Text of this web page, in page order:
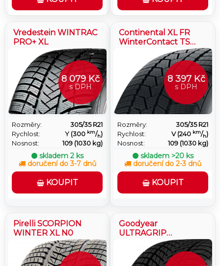
parametry, dostupnost a doporučené použití pro
Vredestein WINTRAC
PRO+ XL
8 079 Kč
s DPH
Rozměry:
305/35 R21
Rychlost:
Y (300 km/h)
Nosnost:
109 (1030 kg)
skladem 2 ks
doručení do 3-7 dnů
KOUPIT
Continental XL FR
WinterContact TS
8 397 Kč
s DPH
Rozměry:
305/35 R21
Rychlost:
V (240 km/h)
Nosnost:
109 (1030 kg)
skladem >20 ks
doručení do 2-3 dnů
KOUPIT
Pirelli SCORPION
WINTER XL N0
Goodyear
ULTRAGRIP
PERFORMANCE 3 XL